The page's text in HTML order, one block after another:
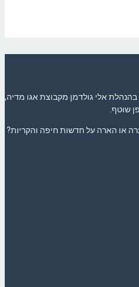
אלי גולדמן מקבוצת אגו מדיה,
שוטף.
או הארה על חדשות חיפה והקריות?